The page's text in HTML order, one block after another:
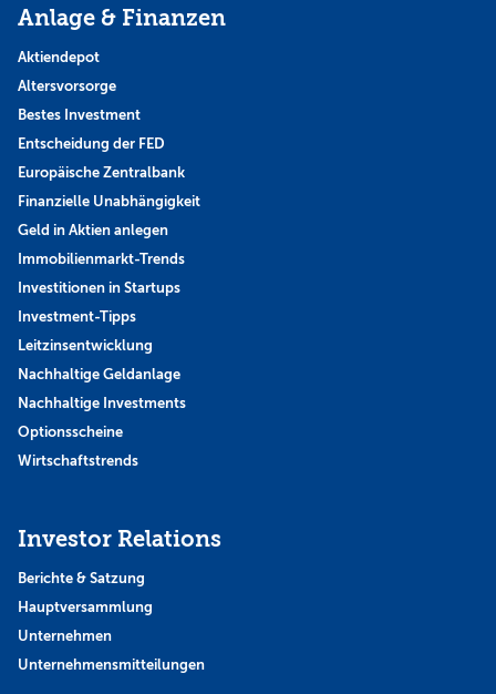
Anlage & Finanzen
Aktiendepot
Altersvorsorge
Bestes Investment
Entscheidung der FED
Europäische Zentralbank
Finanzielle Unabhängigkeit
Geld in Aktien anlegen
Immobilienmarkt-Trends
Investitionen in Startups
Investment-Tipps
Leitzinsentwicklung
Nachhaltige Geldanlage
Nachhaltige Investments
Optionsscheine
Wirtschaftstrends
Investor Relations
Berichte & Satzung
Hauptversammlung
Unternehmen
Unternehmensmitteilungen